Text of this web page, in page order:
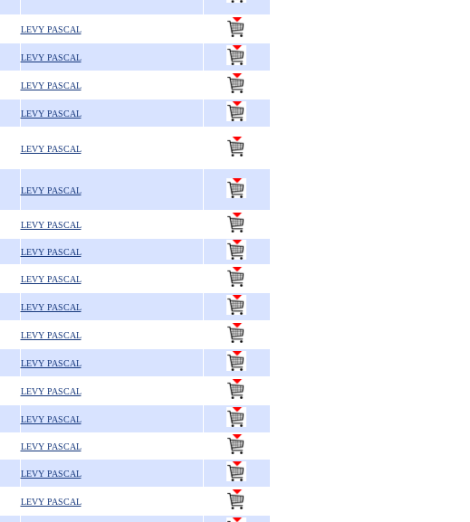
LEVY PASCAL
LEVY PASCAL
LEVY PASCAL
LEVY PASCAL
LEVY PASCAL
LEVY PASCAL
LEVY PASCAL
LEVY PASCAL
LEVY PASCAL
LEVY PASCAL
LEVY PASCAL
LEVY PASCAL
LEVY PASCAL
LEVY PASCAL
LEVY PASCAL
LEVY PASCAL
LEVY PASCAL